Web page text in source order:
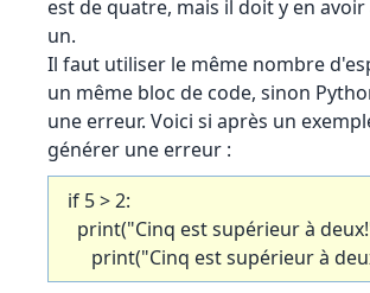
est de quatre, mais il doit y en
un.
Il faut utiliser le même nombre
un même bloc de code, sinon
une erreur. Voici si après un
générer une erreur :
if 5 > 2:
print("Cinq est supérieur à
print("Cinq est supérieur à